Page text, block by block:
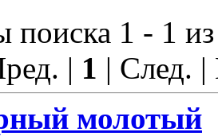
поиска 1 - 1
| 1 | След.
молотый